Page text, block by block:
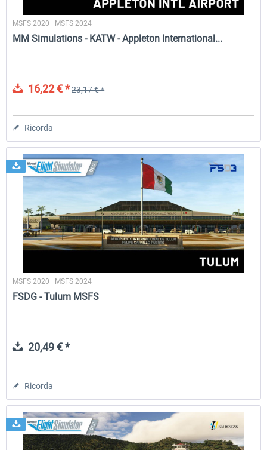
MSFS 2020 | MSFS 2024
MM Simulations - KATW - Appleton International...
16,22 € *23,17 € *
Ricorda
MSFS 2020 | MSFS 2024
FSDG - Tulum MSFS
20,49 € *
Ricorda